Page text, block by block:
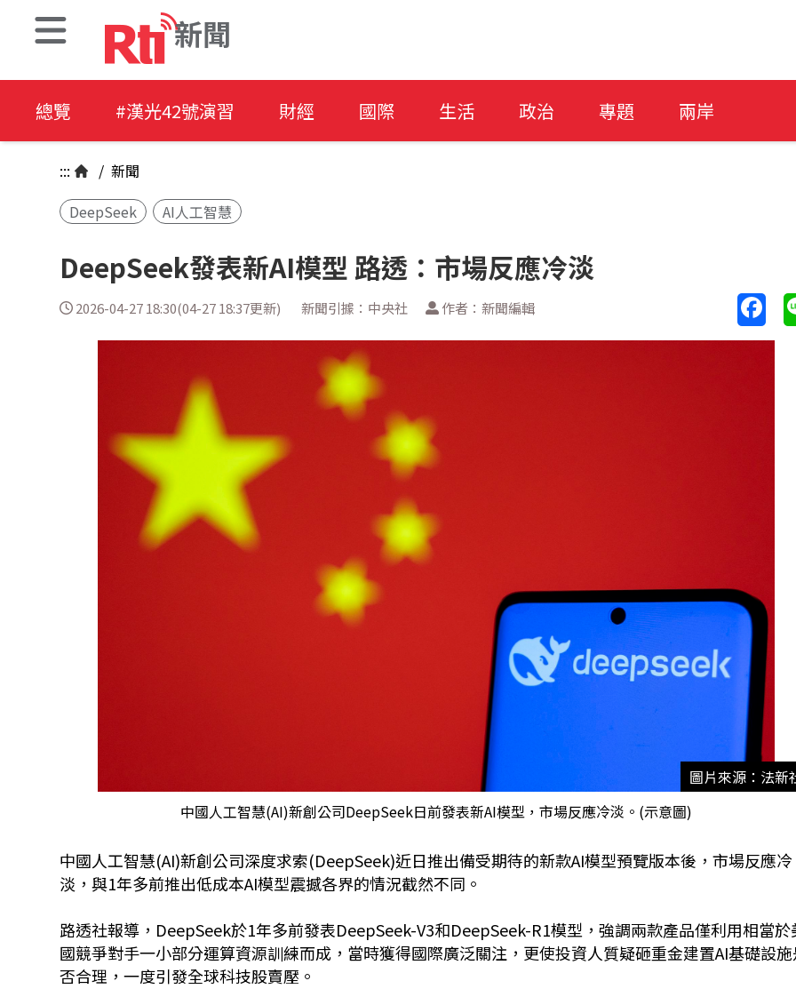
新聞
總覽 #漢光42號演習 財經 國際 生活 政治 專題 兩岸
::: / 新聞
DeepSeek
AI人工智慧
DeepSeek發表新AI模型 路透：市場反應冷淡
2026-04-27 18:30(04-27 18:37更新) 新聞引據：中央社 作者：新聞編輯
圖片來源：法新
中國人工智慧(AI)新創公司DeepSeek日前發表新AI模型，市場反應冷淡。(示意圖)
中國人工智慧(AI)新創公司深度求索(DeepSeek)近日推出備受期待的新款AI模型預覽版本後，市場反應冷
淡，與1年多前推出低成本AI模型震撼各界的情況截然不同。
路透社報導，DeepSeek於1年多前發表DeepSeek-V3和DeepSeek-R1模型，強調兩款產品僅利用相當於
國競爭對手一小部分運算資源訓練而成，當時獲得國際廣泛關注，更使投資人質疑砸重金建置AI基礎設
否合理，一度引發全球科技股賣壓。